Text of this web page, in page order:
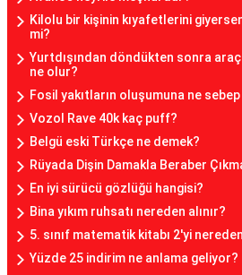
Kilolu bir kişinin kıyafetlerini
mi?
Yurtdışından döndükten sonra
ne olur?
Fosil yakıtların oluşumuna ne
Vozol Rave 40k kaç puff?
Belgü eski Türkçe ne demek?
Rüyada Dişin Damakla Beraber
En iyi sürücü gözlüğü hangisi?
Bina yıkım ruhsatı nereden alınır?
5. sınıf matematik kitabı 2'yi
Yüzde 25 indirim ne anlama geliyor?